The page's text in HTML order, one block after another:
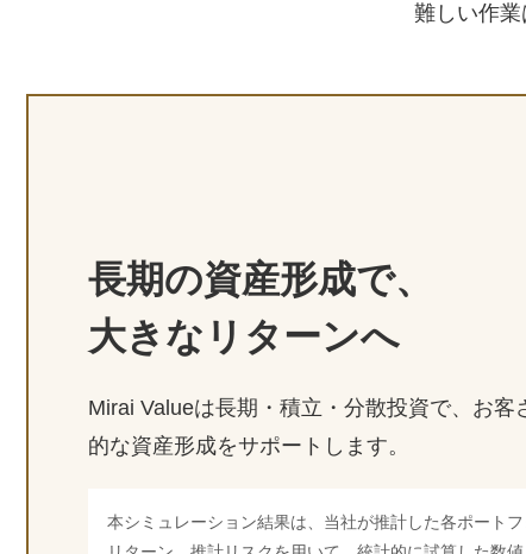
難しい作業
長期の資産形成で、
大きなリターンへ
Mirai Valueは長期・積立・分散投資で、お客
的な資産形成をサポートします。
本シミュレーション結果は、当社が推計した各ポート